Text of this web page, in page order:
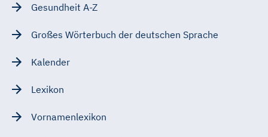
Gesundheit A-Z
Großes Wörterbuch der deutschen Sprache
Kalender
Lexikon
Vornamenlexikon